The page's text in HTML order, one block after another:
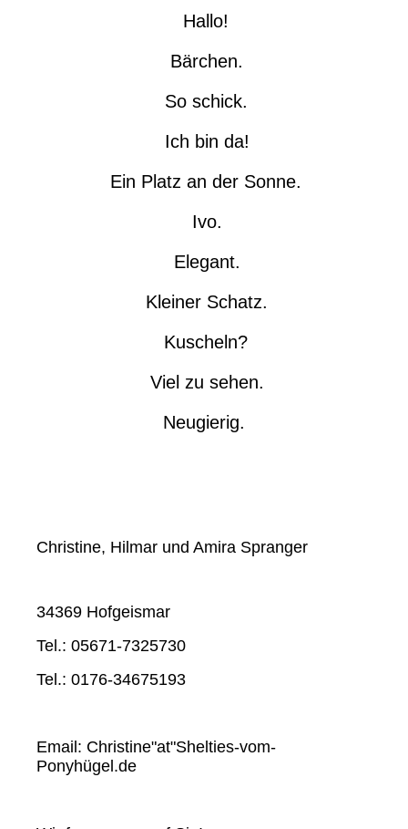
Hallo!
Bärchen.
So schick.
Ich bin da!
Ein Platz an der Sonne.
Ivo.
Elegant.
Kleiner Schatz.
Kuscheln?
Viel zu sehen.
Neugierig.
Christine, Hilmar und Amira Spranger
34369 Hofgeismar
Tel.: 05671-7325730
Tel.: 0176-34675193
Email: Christine"at"Shelties-vom-
Ponyhügel.de